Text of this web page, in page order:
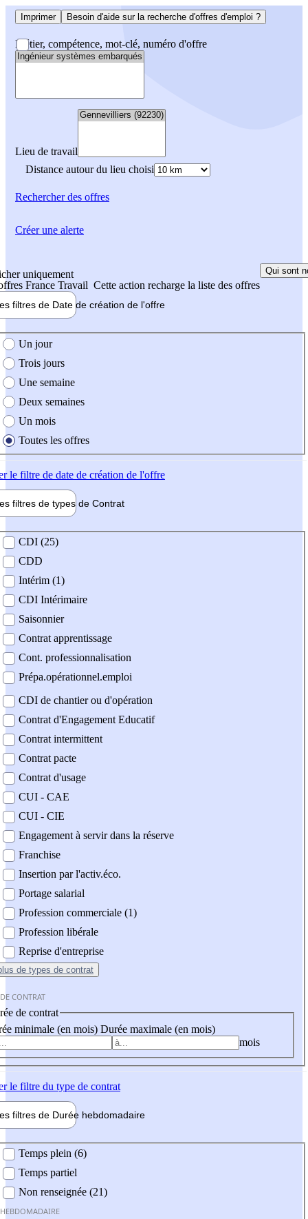
Imprimer Besoin d'aide sur la recherche d'offres d'emploi ?
Métier, compétence, mot-clé, numéro d'offre
Lieu de travail
Distance autour du lieu choisi
Rechercherdes offres
uniquement
France Travail Cette action recharge la liste des offres
Qui sont
filtres de Date de création de l'offre
création de l'offre
Un jour
Trois jours
Une semaine
Deux semaines
Un mois
Toutes les offres
le filtre de date de création de l'offre
filtres de types de Contrat
contrat
CDI (25)
CDD
Intérim (1)
CDI Intérimaire
Saisonnier
Contrat apprentissage
Cont. professionnalisation
Prépa.opérationnel.emploi
CDI de chantier ou d'opération
Contrat d'Engagement Educatif
Contrat intermittent
Contrat pacte
Contrat d'usage
CUI - CAE
CUI - CIE
Engagement à servir dans la réserve
Franchise
Insertion par l'activ.éco.
Portage salarial
Profession commerciale (1)
Profession libérale
Reprise d'entreprise
de types de contrat
CONTRAT
de contrat
minimale (en mois) Durée maximale (en mois)
mois
le filtre du type de contrat
filtres de Durée hebdomadaire
Temps plein (6)
Temps partiel
Non renseignée (21)
Créer une alerte